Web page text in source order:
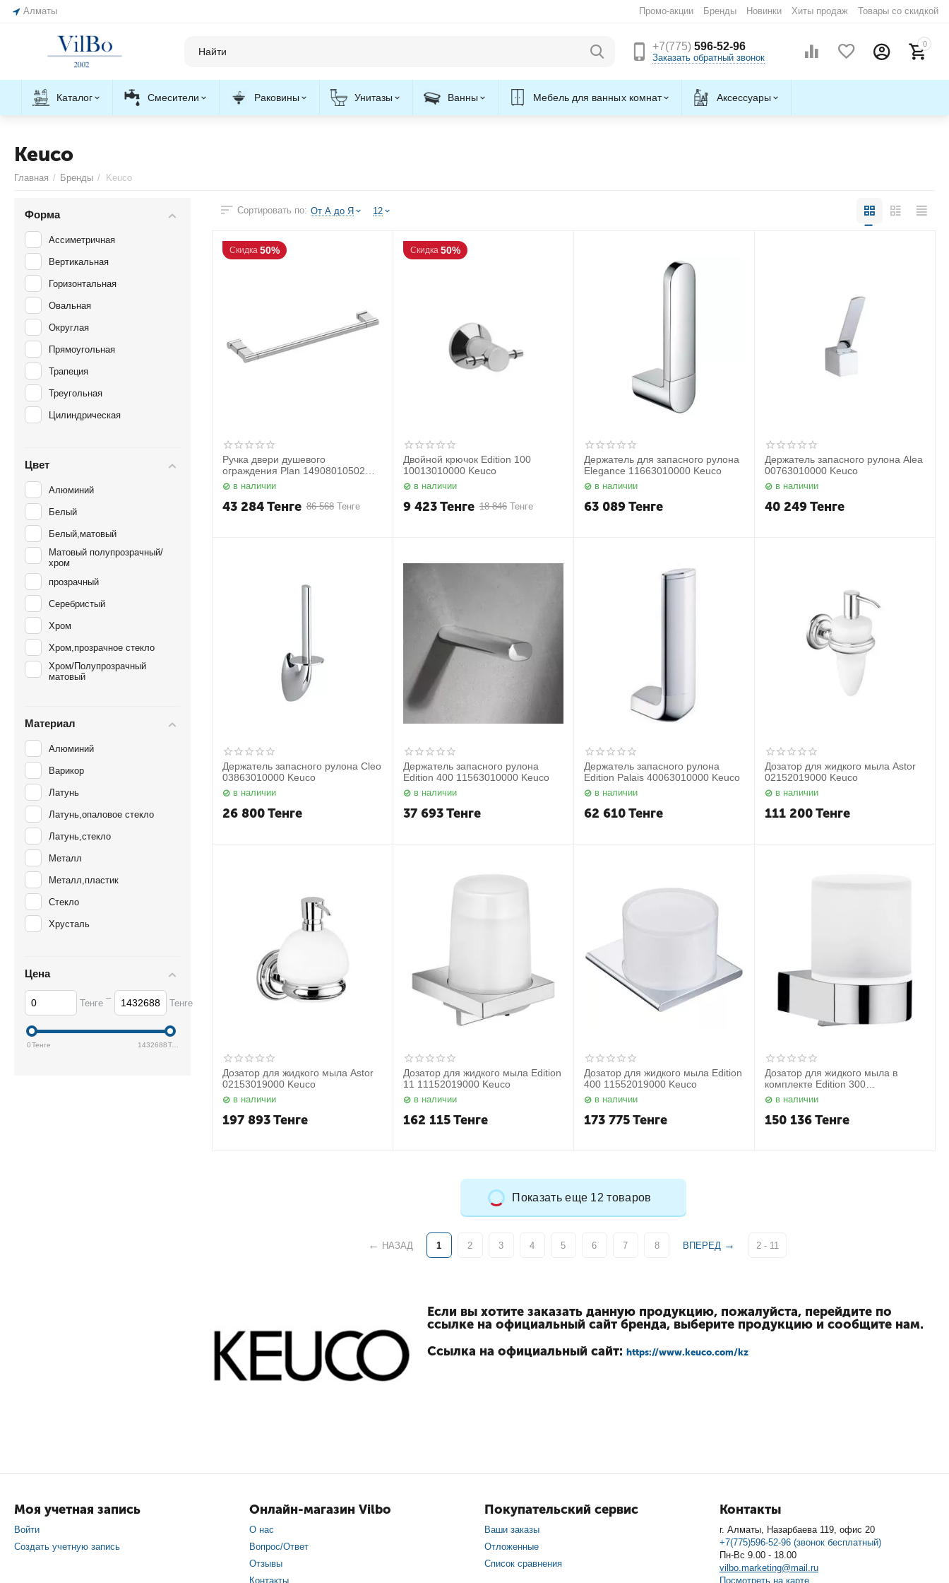
Алматы Промо-акции Бренды Новинки Хиты продаж Товары со скидкой
+7(775)596-52-96
Заказать обратный звонок
0
Каталог Смесители Раковины Унитазы Ванны Мебель для ванных комнат Аксессуары
Keuco
Главная / Бренды / Keuco
Если вы хотите заказать данную продукцию, пожалуйста, перейдите по
ссылке на официальный сайт бренда, выберите продукцию и сообщите нам.
Ссылка на официальный сайт: https://www.keuco.com/kz
Сортировать по: От А до Я 12
Скидка 50%
Pучка двери душевого
ограждения Plan 14908010502
Keuco
в наличии
86 568 Тенге
43 284Тенге
Скидка 50%
Двойной крючок Edition 100
10013010000 Keuco
в наличии
18 846 Тенге
9 423Тенге
Держатель для запасного рулона
Elegance 11663010000 Keuco
в наличии
63 089Тенге
Держатель запасного рулона Alea
00763010000 Keuco
в наличии
40 249Тенге
Держатель запасного рулона Cleo
03863010000 Keuco
в наличии
26 800Тенге
Держатель запасного рулона
Edition 400 11563010000 Keuco
в наличии
37 693Тенге
Держатель запасного рулона
Edition Palais 40063010000 Keuco
в наличии
62 610Тенге
Дозатор для жидкого мыла Astor
02152019000 Keuco
в наличии
111 200Тенге
Дозатор для жидкого мыла Astor
02153019000 Keuco
в наличии
197 893Тенге
Дозатор для жидкого мыла Edition
11 11152019000 Keuco
в наличии
162 115Тенге
Дозатор для жидкого мыла Edition
400 11552019000 Keuco
в наличии
173 775Тенге
Дозатор для жидкого мыла в
комплекте Edition 300
30052019000 Keuco
в наличии
150 136Тенге
Показать еще 12 товаров
НАЗАД 1 2 3 4 5 6 7 8 ВПЕРЕД 2 - 11
Форма
Ассиметричная
Вертикальная
Горизонтальная
Овальная
Округлая
Прямоугольная
Трапеция
Треугольная
Цилиндрическая
Цвет
Алюминий
Белый
Белый,матовый
Матовый полупрозрачный/
хром
прозрачный
Серебристый
Хром
Хром,прозрачное стекло
Хром/Полупрозрачный
матовый
Материал
Алюминий
Варикор
Латунь
Латунь,опаловое стекло
Латунь,стекло
Металл
Металл,пластик
Стекло
Хрусталь
Цена
Тенге
–
Тенге
0Тенге 1432688Тенге
Моя учетная запись
Войти
Создать учетную запись
Онлайн-магазин Vilbo
О нас
Вопрос/Ответ
Отзывы
Контакты
Покупательский сервис
Ваши заказы
Отложенные
Список сравнения
Контакты
г. Алматы, Назарбаева 119, офис 20
+7(775)596-52-96 (звонок бесплатный)
Пн-Вс 9.00 - 18.00
vilbo.marketing@mail.ru
Посмотреть на карте